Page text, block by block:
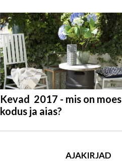
Kevad 2017 - mis on moes
kodus ja aias?
AJAKIRJAD